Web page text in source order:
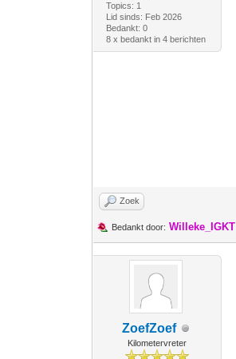
Topics: 1
Lid sinds: Feb 2026
Bedankt: 0
8 x bedankt in 4 berichten
Zoek
Bedankt door: Willeke_IGKT
ZoefZoef
Kilometervreter